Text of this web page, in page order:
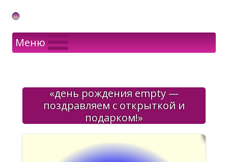
Gif Открытки в подарок
Меню
«день рождения empty —
поздравляем с открыткой и
подарком!»